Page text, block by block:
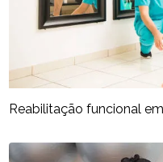
Reabilitação funcional